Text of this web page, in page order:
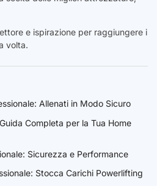
e ispirazione per raggiungere i
volta.
Allenati in Modo Sicuro
Completa per la Tua Home
Sicurezza e Performance
Stocca Carichi Powerlifting